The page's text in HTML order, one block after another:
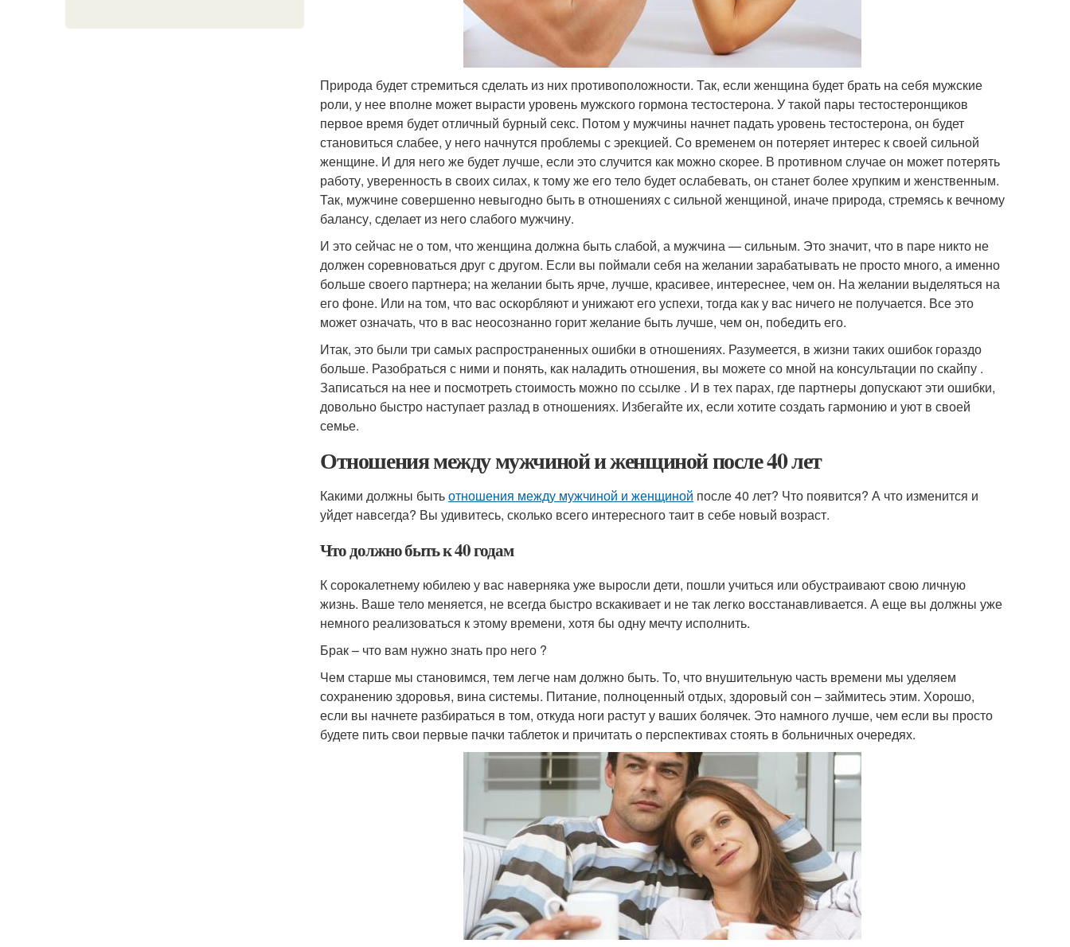
Природа будет стремиться сделать из них противоположности. Так, если женщина будет брать на себя мужские
роли, у нее вполне может вырасти уровень мужского гормона тестостерона. У такой пары тестостеронщиков
первое время будет отличный бурный секс. Потом у мужчины начнет падать уровень тестостерона, он будет
становиться слабее, у него начнутся проблемы с эрекцией. Со временем он потеряет интерес к своей сильной
женщине. И для него же будет лучше, если это случится как можно скорее. В противном случае он может потерять
работу, уверенность в своих силах, к тому же его тело будет ослабевать, он станет более хрупким и женственным.
Так, мужчине совершенно невыгодно быть в отношениях с сильной женщиной, иначе природа, стремясь к вечному
балансу, сделает из него слабого мужчину.
И это сейчас не о том, что женщина должна быть слабой, а мужчина — сильным. Это значит, что в паре никто не
должен соревноваться друг с другом. Если вы поймали себя на желании зарабатывать не просто много, а именно
больше своего партнера; на желании быть ярче, лучше, красивее, интереснее, чем он. На желании выделяться на
его фоне. Или на том, что вас оскорбляют и унижают его успехи, тогда как у вас ничего не получается. Все это
может означать, что в вас неосознанно горит желание быть лучше, чем он, победить его.
Итак, это были три самых распространенных ошибки в отношениях. Разумеется, в жизни таких ошибок гораздо
больше. Разобраться с ними и понять, как наладить отношения, вы можете со мной на консультации по скайпу .
Записаться на нее и посмотреть стоимость можно по ссылке . И в тех парах, где партнеры допускают эти ошибки,
довольно быстро наступает разлад в отношениях. Избегайте их, если хотите создать гармонию и уют в своей
семье.
Отношения между мужчиной и женщиной после 40 лет
Какими должны бытьотношения между мужчиной и женщиной после 40 лет? Что появится? А что изменится и
уйдет навсегда? Вы удивитесь, сколько всего интересного таит в себе новый возраст.
Что должно быть к 40 годам
К сорокалетнему юбилею у вас наверняка уже выросли дети, пошли учиться или обустраивают свою личную
жизнь. Ваше тело меняется, не всегда быстро вскакивает и не так легко восстанавливается. А еще вы должны уже
немного реализоваться к этому времени, хотя бы одну мечту исполнить.
Брак – что вам нужно знать про него ?
Чем старше мы становимся, тем легче нам должно быть. То, что внушительную часть времени мы уделяем
сохранению здоровья, вина системы. Питание, полноценный отдых, здоровый сон – займитесь этим. Хорошо,
если вы начнете разбираться в том, откуда ноги растут у ваших болячек. Это намного лучше, чем если вы просто
будете пить свои первые пачки таблеток и причитать о перспективах стоять в больничных очередях.